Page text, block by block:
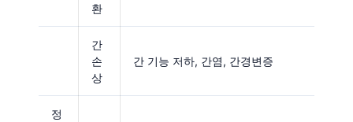
환
간
손
상
간 기능 저하, 간염, 간경변증
정